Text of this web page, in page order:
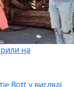
на
Bott у вигляді